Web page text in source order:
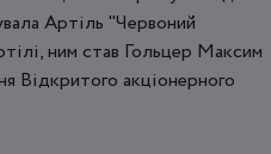
Артіль "Червоний
ним став Гольцер Максим
Відкритого акціонерного